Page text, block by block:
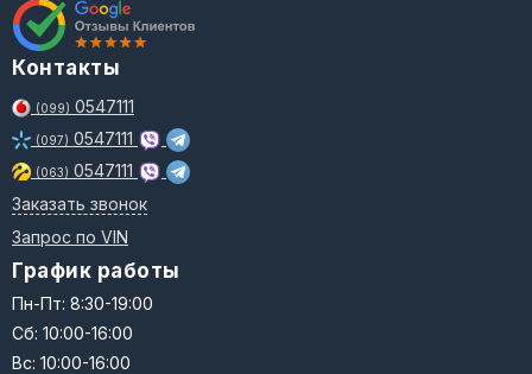
Контакты
(099) 0547111
(097) 0547111
(063) 0547111
Заказать звонок
Запрос по VIN
График работы
Пн-Пт: 8:30-19:00
Сб: 10:00-16:00
Вс: 10:00-16:00